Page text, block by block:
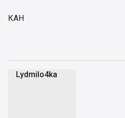
КАН
Lydmilo4ka